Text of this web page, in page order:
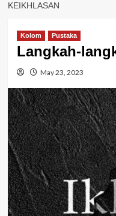
KEIKHLASAN
Kolom Pustaka
Langkah-
May 23, 2023